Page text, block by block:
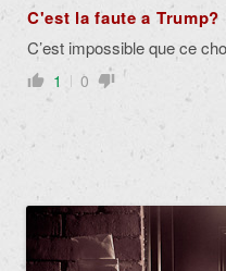
C'est la faute a Trump?
C’est impossible que ce
1 0